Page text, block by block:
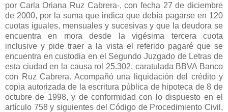
por Carla Oriana Ruz Cabrera-, con fecha 27 de diciembre
de 2000, por la suma que indica que debía pagarse en 120
cuotas iguales, mensuales y sucesivas y que la deudora se
encuentra en mora desde la vigésima tercera cuota
inclusive y pide traer a la vista el referido pagaré que se
encuentra en custodia en el Segundo Juzgado de Letras de
esta ciudad en la causa rol 25.302, caratulada BBVA Banco
con Ruz Cabrera. Acompañó una liquidación del crédito y
copia autorizada de la escritura pública de hipoteca de 8 de
octubre de 1998, y de conformidad con lo dispuesto en el
artículo 758 y siguientes del Código de Procedimiento Civil,